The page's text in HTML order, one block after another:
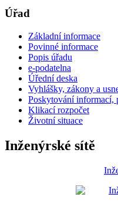
Úřad
Základní informace
Povinné informace
Popis úřadu
e-podatelna
Úřední deska
Vyhlášky, zákony a
Poskytování informací,
Klikací rozpočet
Životní situace
Inženýrské sítě